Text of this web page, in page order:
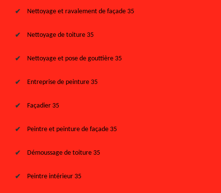
Nettoyage et ravalement de façade 35
Nettoyage de toiture 35
Nettoyage et pose de gouttière 35
Entreprise de peinture 35
Façadier 35
Peintre et peinture de façade 35
Démoussage de toiture 35
Peintre intérieur 35